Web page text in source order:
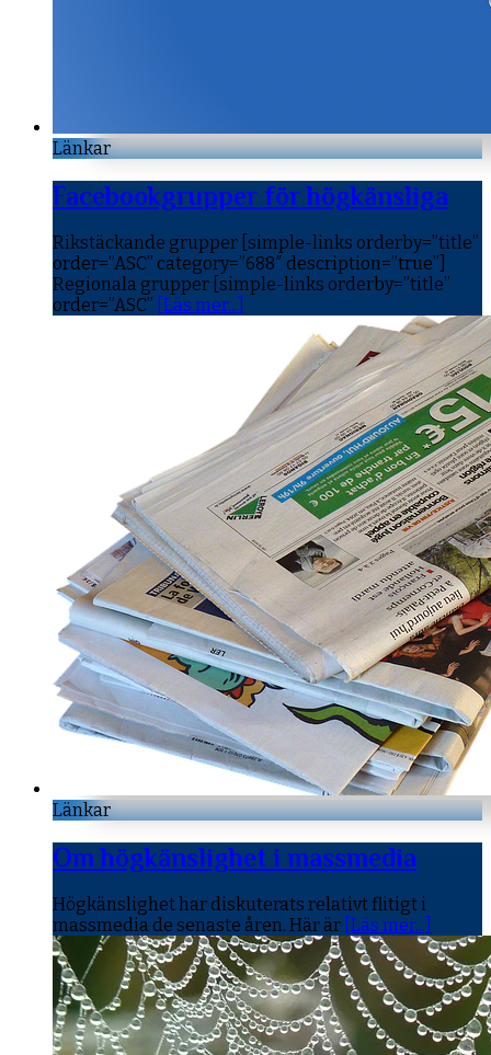
Länkar
Facebookgrupper för högkänsliga
Rikstäckande grupper [simple-links orderby=”title”
order=”ASC” category=”688″ description=”true”]
Regionala grupper [simple-links orderby=”title”
order=”ASC” [Läs mer...]
Länkar
Om högkänslighet i massmedia
Högkänslighet har diskuterats relativt flitigt i
massmedia de senaste åren. Här är [Läs mer...]